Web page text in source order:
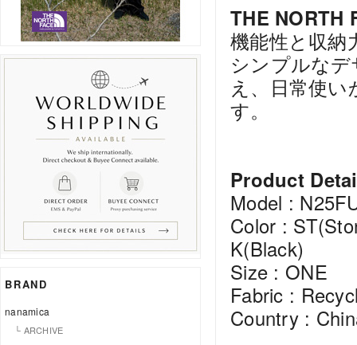
BRAND
nanamica
└ ARCHIVE
THE
機能性と収納
シンプルな
え、日常使
す。
Product
Model :
Color :
K(Black)
Size : ONE
Fabric :
Country :